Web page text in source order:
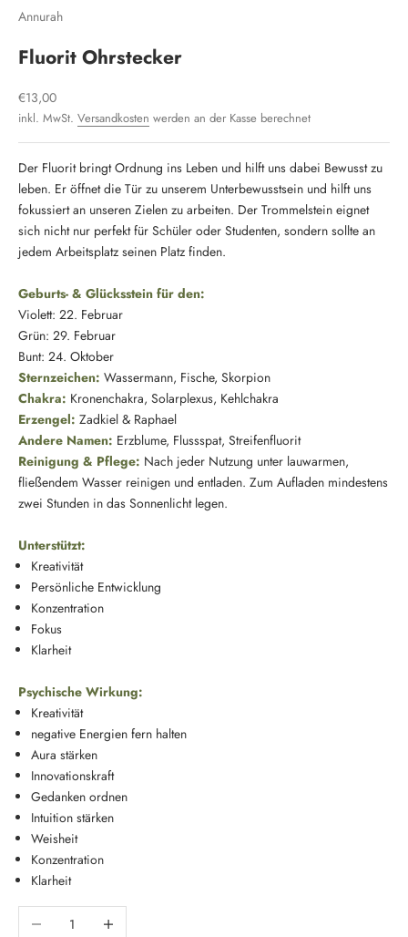
Annurah
Fluorit Ohrstecker
Angebot
€13,00
inkl. MwSt. Versandkosten werden an der Kasse berechnet
Der Fluorit bringt Ordnung ins Leben und hilft uns dabei Bewusst zu
leben. Er öffnet die Tür zu unserem Unterbewusstsein und hilft uns
fokussiert an unseren Zielen zu arbeiten. Der Trommelstein eignet
sich nicht nur perfekt für Schüler oder Studenten, sondern sollte an
jedem Arbeitsplatz seinen Platz finden.
Geburts- & Glücksstein für den:
Violett: 22. Februar
Grün: 29. Februar
Bunt: 24. Oktober
Sternzeichen: Wassermann, Fische, Skorpion
Chakra: Kronenchakra, Solarplexus, Kehlchakra
Erzengel: Zadkiel & Raphael
Andere Namen: Erzblume, Flussspat, Streifenfluorit
Reinigung & Pflege: Nach jeder Nutzung unter lauwarmen,
fließendem Wasser reinigen und entladen. Zum Aufladen mindestens
zwei Stunden in das Sonnenlicht legen.
Unterstützt:
Kreativität
Persönliche Entwicklung
Konzentration
Fokus
Klarheit
Psychische Wirkung:
Kreativität
negative Energien fern halten
Aura stärken
Innovationskraft
Gedanken ordnen
Intuition stärken
Weisheit
Konzentration
Klarheit
Anzahl verringernAnzahl erhöhen